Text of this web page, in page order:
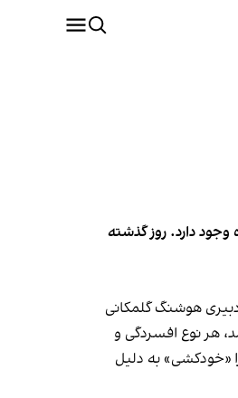
دارد. روز گذشته
هوشنگ گلمکانی
هر نوع افسردگی و
«خودکشی» به دلیل